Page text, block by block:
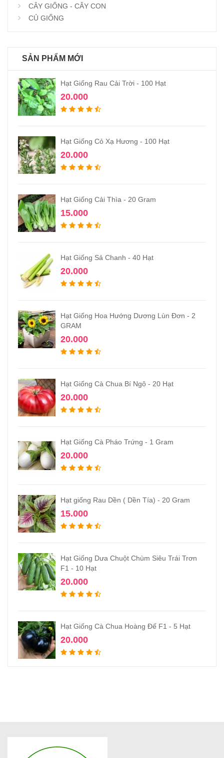
CÂY GIỐNG - CÂY CON
CỦ GIỐNG
SẢN PHẨM MỚI
Hạt Giống Rau Cải Trời - 100 Hạt
20.000
Hạt Giống Cỏ Xạ Hương - 100 Hạt
20.000
Hạt Giống Cải Thìa - 20 Gram
15.000
Hạt Giống Sả Chanh - 40 Hạt
20.000
Hạt Giống Hoa Hướng Dương Lùn Đơn - 2
GRAM
20.000
Hạt Giống Cà Chua Bí Ngô - 20 Hạt
20.000
Hạt Giống Cà Pháo Trứng - 1 Gram
20.000
Hạt giống Rau Dền ( Dền Tía) - 20 Gram
15.000
Hạt Giống Dưa Chuột Chùm Siêu Trái Trơn
F1 - 10 Hạt
20.000
Hạt Giống Cà Chua Hoàng Đế F1 - 5 Hạt
20.000